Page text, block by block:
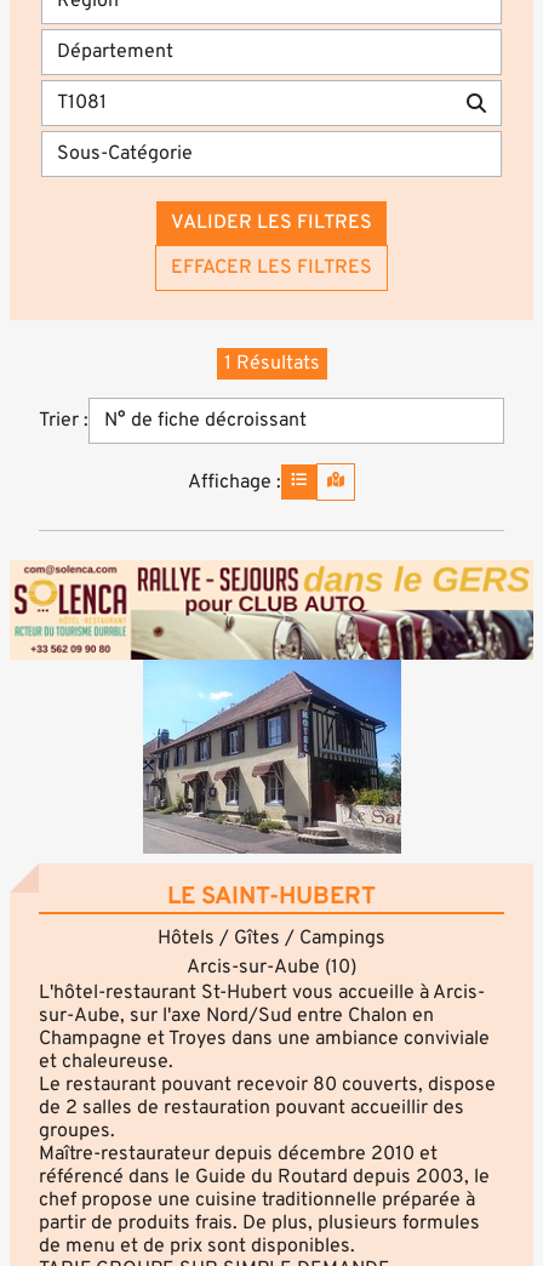
VALIDER LES FILTRES
EFFACER LES FILTRES
Trier :
1 Résultats
Affichage :
LE SAINT-HUBERT
Hôtels / Gîtes / Campings
Arcis-sur-Aube (10)
L'hôtel-restaurant St-Hubert vous accueille à Arcis-
sur-Aube, sur l'axe Nord/Sud entre Chalon en
Champagne et Troyes dans une ambiance conviviale
et chaleureuse.
Le restaurant pouvant recevoir 80 couverts, dispose
de 2 salles de restauration pouvant accueillir des
groupes.
Maître-restaurateur depuis décembre 2010 et
référencé dans le Guide du Routard depuis 2003, le
chef propose une cuisine traditionnelle préparée à
partir de produits frais. De plus, plusieurs formules
de menu et de prix sont disponibles.